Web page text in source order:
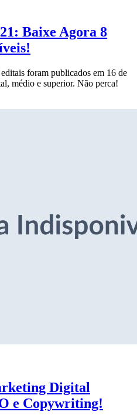
Baixe Agora 8
foram publicados em 16 de
médio e superior. Não perca!
Digital
e Copywriting!